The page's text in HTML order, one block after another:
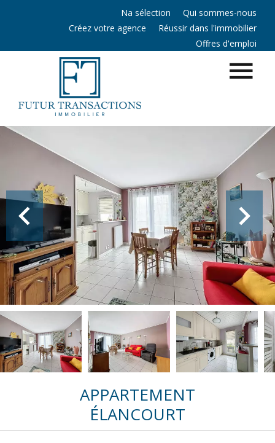
Na sélection
Qui sommes-nous
Créez votre agence
Réussir dans l'immobilier
Offres d'emploi
APPARTEMENT
ÉLANCOURT